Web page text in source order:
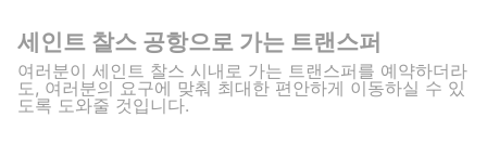
세인트 찰스 공항으로 가는 트랜스퍼
여러분이 세인트 찰스 시내로 가는 트랜스퍼를 예약하더라
도, 여러분의 요구에 맞춰 최대한 편안하게 이동하실 수 있
도록 도와줄 것입니다.